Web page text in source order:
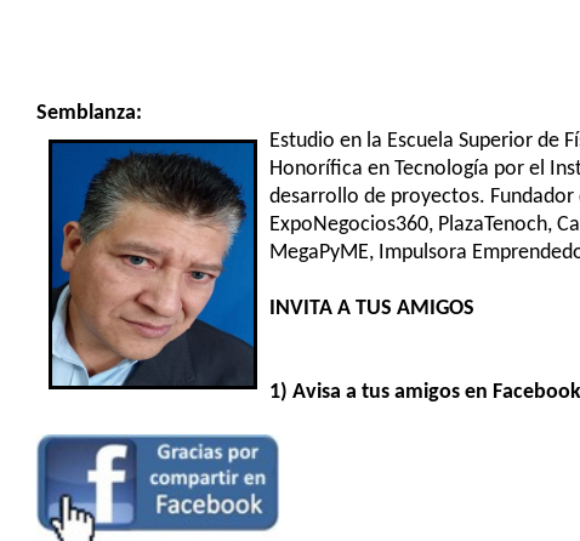
Semblanza:
Estudio en la Escuela Superior de
Honorífica en Tecnología por el
desarrollo de proyectos.
ExpoNegocios360, PlazaTenoch,
MegaPyME, Impulsora
INVITA A TUS AMIGOS
1) Avisa a tus amigos en